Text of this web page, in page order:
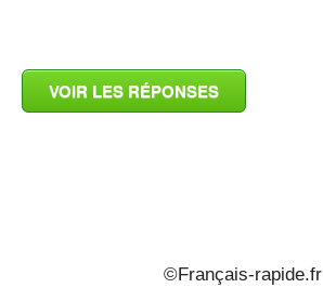
VOIR LES RÉPONSES
©Français-rapide.fr